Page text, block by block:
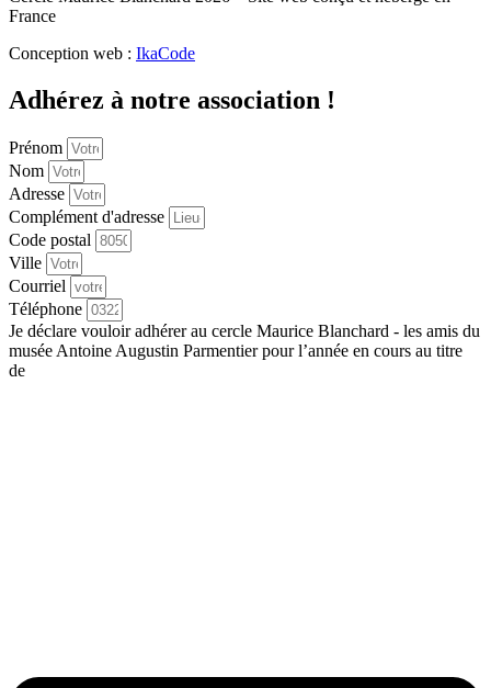
France
Conception web : IkaCode
Adhérez à notre association !
Prénom
Nom
Adresse
Complément d'adresse
Code postal
Ville
Courriel
Téléphone
Je déclare vouloir adhérer au cercle Maurice Blanchard - les amis du
musée Antoine Augustin Parmentier pour l’année en cours au titre
de